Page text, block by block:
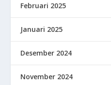
Februari 2025
Januari 2025
Desember 2024
November 2024